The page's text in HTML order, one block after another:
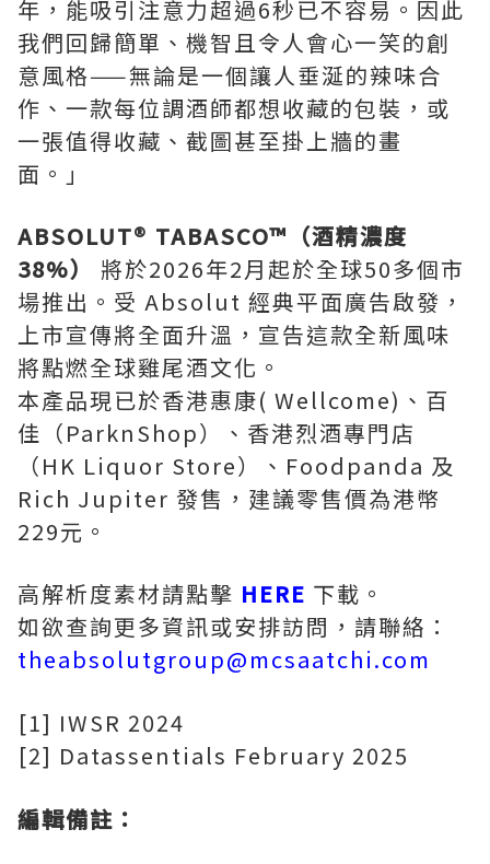
年，能吸引注意力超過6秒已不容易。因此
我們回歸簡單、機智且令人會心一笑的創
意風格——無論是一個讓人垂涎的辣味合
作、一款每位調酒師都想收藏的包裝，或
一張值得收藏、截圖甚至掛上牆的畫
面。」
ABSOLUT® TABASCO™ （酒精濃度
38%）
將於2026年2月起於全球50多個市
場推出。受 Absolut 經典平面廣告啟發，
上市宣傳將全面升溫，宣告這款全新風味
將點燃全球雞尾酒文化。
本產品現已於香港惠康( Wellcome)、百
佳（ParknShop）、香港烈酒專門店
（HK Liquor Store）、Foodpanda 及
Rich Jupiter 發售，建議零售價為港幣
229元。
高解析度素材請點擊 HERE 下載。
如欲查詢更多資訊或安排訪問，請聯絡：
theabsolutgroup@mcsaatchi.com
[1] IWSR 2024
[2] Datassentials February 2025
編輯備註：